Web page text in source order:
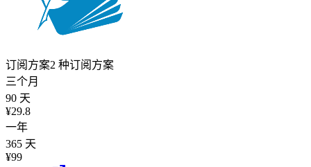
订阅方案2 种订阅方案
三个月
90 天
¥29.8
一年
365 天
¥99